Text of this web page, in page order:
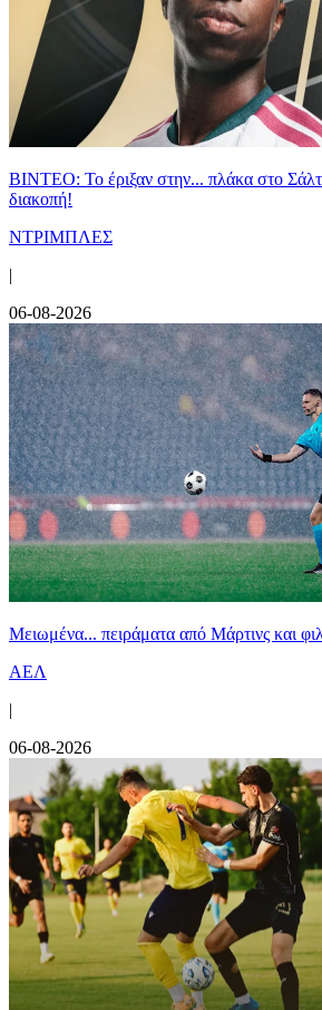
ΒΙΝΤΕΟ: Το έριξαν στην... πλάκα στο
διακοπή!
ΝΤΡΙΜΠΛΕΣ
|
06-08-2026
Μειωμένα... πειράματα από Μάρτινς και
ΑΕΛ
|
06-08-2026